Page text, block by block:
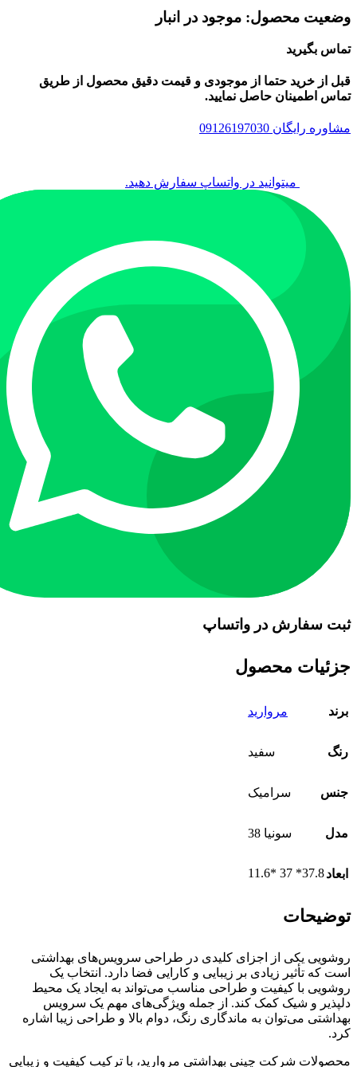
وضعیت محصول: موجود در انبار
تماس بگیرید
قبل از خرید حتما از موجودی و قیمت دقیق محصول از طریق
تماس اطمینان حاصل نمایید.
مشاوره رایگان 09126197030
میتوانید در واتساپ سفارش دهید.
ثبت سفارش در واتساپ
جزئیات محصول
برند مروارید
رنگ سفید
جنس سرامیک
مدل سونیا 38
ابعاد37.8* 37 *11.6
توضیحات
روشویی یکی از اجزای کلیدی در طراحی سرویس‌های بهداشتی
است که تأثیر زیادی بر زیبایی و کارایی فضا دارد. انتخاب یک
روشویی با کیفیت و طراحی مناسب می‌تواند به ایجاد یک محیط
دلپذیر و شیک کمک کند. از جمله ویژگی‌های مهم یک سرویس
بهداشتی می‌توان به ماندگاری رنگ، دوام بالا و طراحی زیبا اشاره
کرد.
محصولات شرکت چینی بهداشتی مروارید، با ترکیب کیفیت و زیبایی